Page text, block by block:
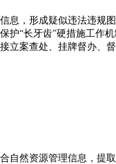
息，形成疑似违法违规
“长牙齿”硬措施工作
案查处、挂牌督办、督
自然资源管理信息，提